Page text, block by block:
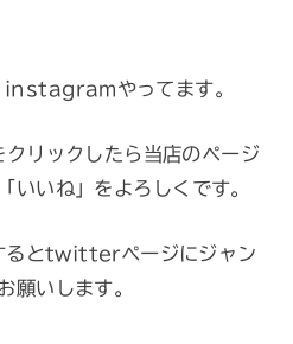
やってます。
リックしたら当店のページ
いいね」をよろしくです。
るとtwitterページにジャン
願いします。